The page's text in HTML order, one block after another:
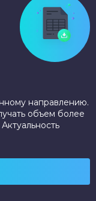
направлению.
объем более